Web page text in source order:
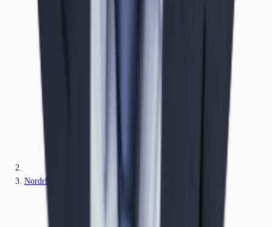
Nordrhein-Westfalen